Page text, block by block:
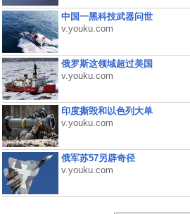
中国一黑科技武器问世
v.youku.com
俄罗斯这领域超过美国
v.youku.com
印度撕毁和以色列大单
v.youku.com
俄军苏57另辟奇径
v.youku.com